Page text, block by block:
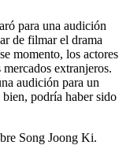
para una audición
de filmar el drama
momento, los actores
extranjeros.
audición para un
podría haber sido
Song Joong Ki.